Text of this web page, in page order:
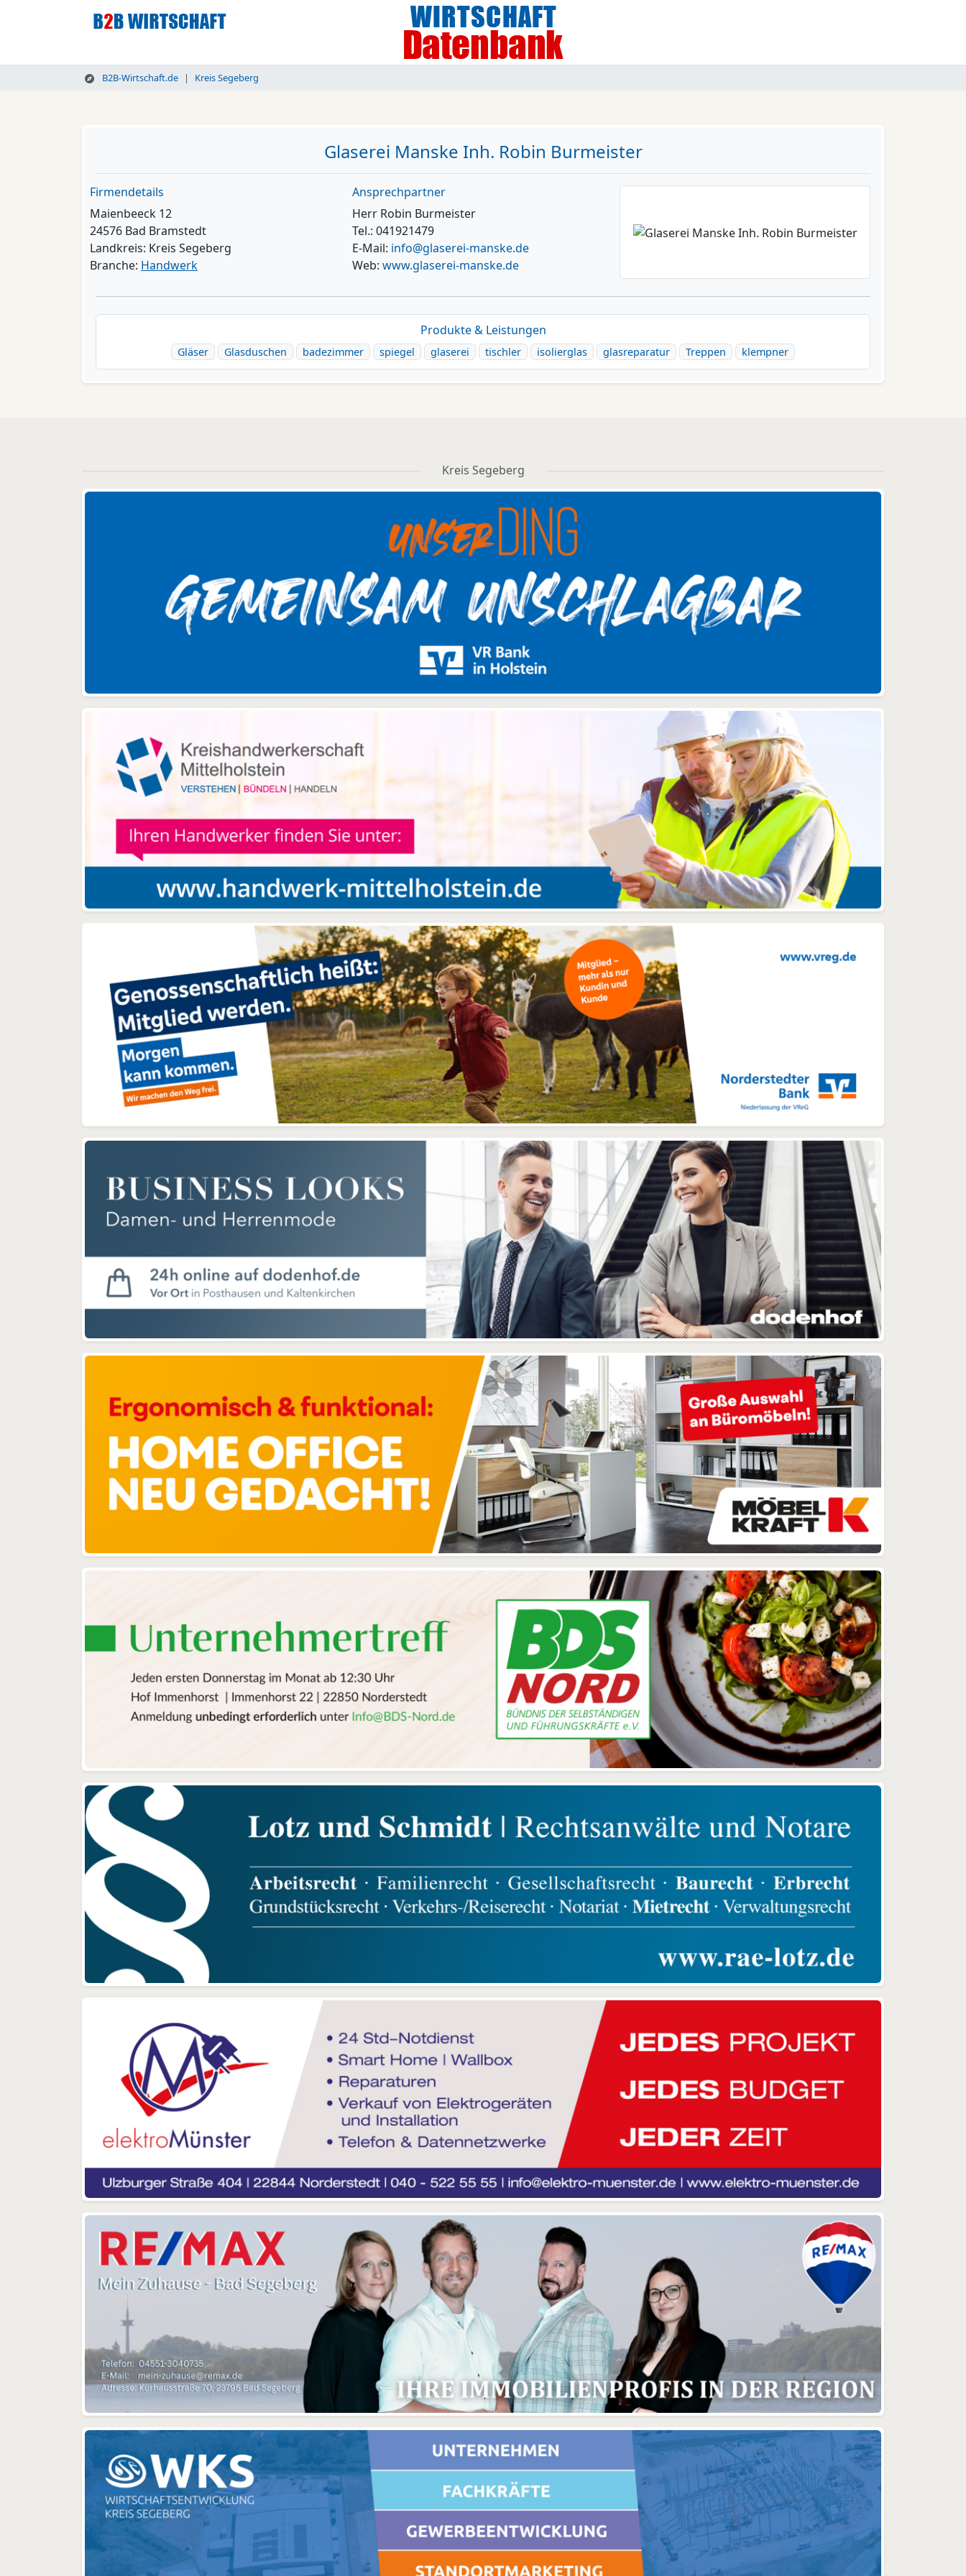
B2B-Wirtschaft.de Kreis Segeberg
Glaserei Manske Inh. Robin Burmeister
Firmendetails
Maienbeeck 12
24576 Bad Bramstedt
Landkreis: Kreis Segeberg
Branche: Handwerk
Ansprechpartner
Herr Robin Burmeister
Tel.: 041921479
E-Mail: info@glaserei-manske.de
Web: www.glaserei-manske.de
Produkte & Leistungen
Gläser Glasduschen badezimmer spiegel glaserei tischler isolierglas glasreparatur Treppen klempner
Kreis Segeberg